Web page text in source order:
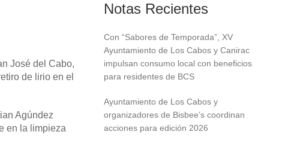
José del Cabo,
de lirio en el
Agúndez
en la limpieza
Notas Recientes
Con “Sabores de Temporada”, XV
Ayuntamiento de Los Cabos y Canirac
impulsan consumo local con beneficios
para residentes de BCS
Ayuntamiento de Los Cabos y
organizadores de Bisbee’s coordinan
acciones para edición 2026